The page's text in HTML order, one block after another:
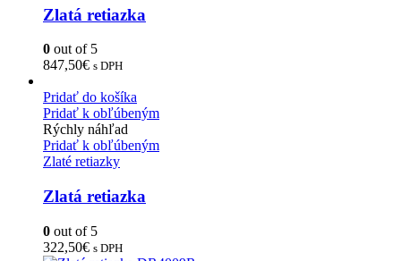
Zlatá retiazka
0 out of 5
847,50€ s DPH
Pridať do košíka
Pridať k obľúbeným
Rýchly náhľad
Pridať k obľúbeným
Zlaté retiazky
Zlatá retiazka
0 out of 5
322,50€ s DPH